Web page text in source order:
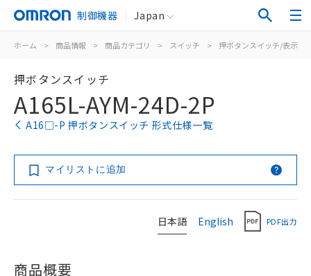
制御機器 Japan
ホーム > 商品情報 > 商品カテゴリ > スイッチ > 押ボタンスイッチ/表示灯
押ボタンスイッチ
A165L-AYM-24D-2P
A16□-P 押ボタンスイッチ 形式仕様一覧
マイリストに追加
日本語 English PDF出力
商品概要